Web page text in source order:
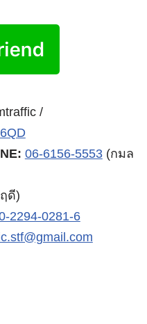
/
06-6156-5553(กมล
ดี)
2294-0281-6